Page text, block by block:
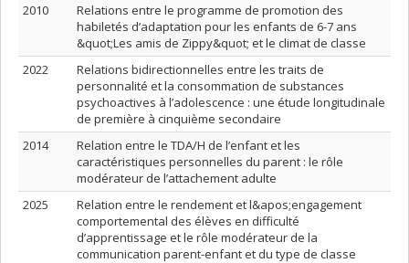
2010
Relations entre le programme de promotion des
habiletés d’adaptation pour les enfants de 6-7 ans
&quot;Les amis de Zippy&quot; et le climat de classe
2022
Relations bidirectionnelles entre les traits de
personnalité et la consommation de substances
psychoactives à l’adolescence : une étude longitudinale
de première à cinquième secondaire
2014
Relation entre le TDA/H de l’enfant et les
caractéristiques personnelles du parent : le rôle
modérateur de l’attachement adulte
2025
Relation entre le rendement et l&apos;engagement
comportemental des élèves en difficulté
d’apprentissage et le rôle modérateur de la
communication parent-enfant et du type de classe